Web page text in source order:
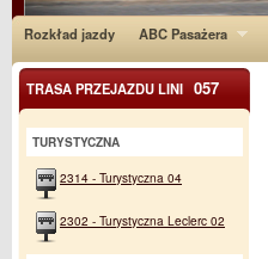
Rozkład jazdy ABC Pasażera
TRASA PRZEJAZDU LINI 057
TURYSTYCZNA
2314 - Turystyczna 04
2302 - Turystyczna Leclerc 02